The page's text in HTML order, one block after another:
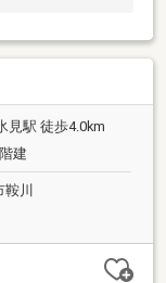
見駅 徒歩4.0km
建
川